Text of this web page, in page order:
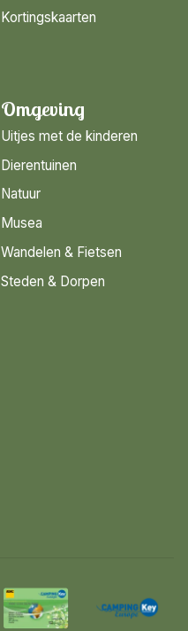
Kortingskaarten
Omgeving
Uitjes met de kinderen
Dierentuinen
Natuur
Musea
Wandelen & Fietsen
Steden & Dorpen